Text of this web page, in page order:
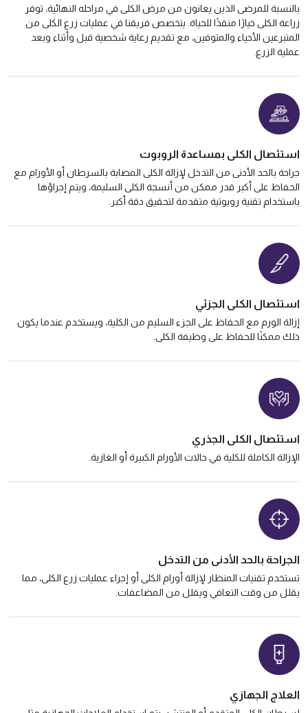
بالنسبة للمرضى الذين يعانون من مرض الكلى في مراحله النهائية، توفر
زراعة الكلى خيارًا منقذًا للحياة. يتخصص فريقنا في عمليات زرع الكلى من
المتبرعين الأحياء والمتوفين، مع تقديم رعاية شخصية قبل وأثناء وبعد
عملية الزرع.
استئصال الكلى بمساعدة الروبوت
جراحة بالحد الأدنى من التدخل لإزالة الكلى المصابة بالسرطان أو الأورام مع
الحفاظ على أكبر قدر ممكن من أنسجة الكلى السليمة، ويتم إجراؤها
باستخدام تقنية روبوتية متقدمة لتحقيق دقة أكبر.
استئصال الكلى الجزئي
إزالة الورم مع الحفاظ على الجزء السليم من الكلية، ويستخدم عندما يكون
ذلك ممكنًا للحفاظ على وظيفة الكلى.
استئصال الكلى الجذري
الإزالة الكاملة للكلية في حالات الأورام الكبيرة أو الغازية.
الجراحة بالحد الأدنى من التدخل
تستخدم تقنيات المنظار لإزالة أورام الكلى أو إجراء عمليات زرع الكلى، مما
يقلل من وقت التعافي ويقلل من المضاعفات.
العلاج الجهازي